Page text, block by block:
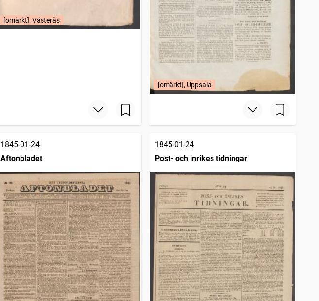
[omärkt], Västerås
[omärkt], Uppsala
1845-01-24
Aftonbladet
1845-01-24
Post- och inrikes tidningar